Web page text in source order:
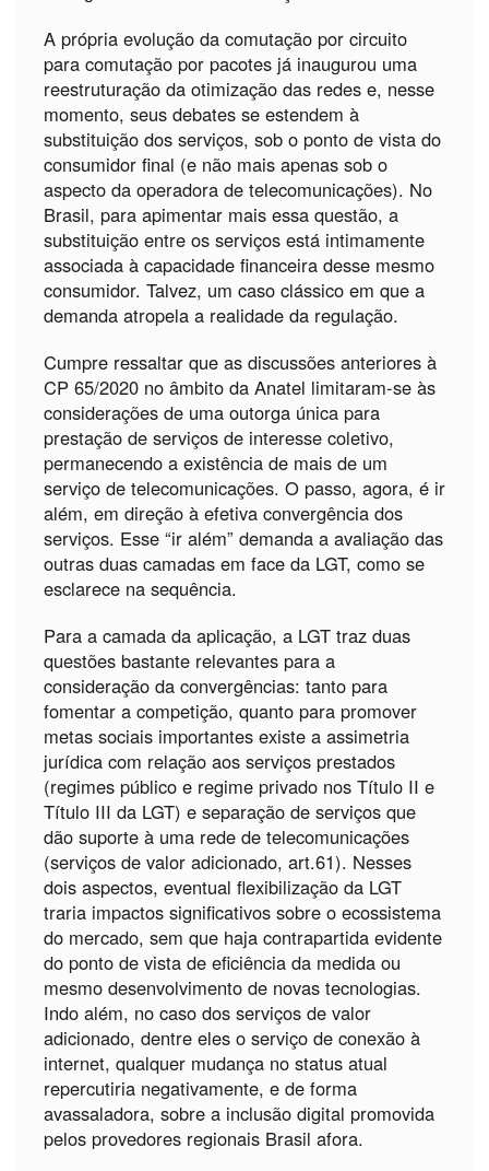
A própria evolução da comutação por circuito
para comutação por pacotes já inaugurou uma
reestruturação da otimização das redes e, nesse
momento, seus debates se estendem à
substituição dos serviços, sob o ponto de vista do
consumidor final (e não mais apenas sob o
aspecto da operadora de telecomunicações). No
Brasil, para apimentar mais essa questão, a
substituição entre os serviços está intimamente
associada à capacidade financeira desse mesmo
consumidor. Talvez, um caso clássico em que a
demanda atropela a realidade da regulação.
Cumpre ressaltar que as discussões anteriores à
CP 65/2020 no âmbito da Anatel limitaram-se às
considerações de uma outorga única para
prestação de serviços de interesse coletivo,
permanecendo a existência de mais de um
serviço de telecomunicações. O passo, agora, é ir
além, em direção à efetiva convergência dos
serviços. Esse “ir além” demanda a avaliação das
outras duas camadas em face da LGT, como se
esclarece na sequência.
Para a camada da aplicação, a LGT traz duas
questões bastante relevantes para a
consideração da convergências: tanto para
fomentar a competição, quanto para promover
metas sociais importantes existe a assimetria
jurídica com relação aos serviços prestados
(regimes público e regime privado nos Título II e
Título III da LGT) e separação de serviços que
dão suporte à uma rede de telecomunicações
(serviços de valor adicionado, art.61). Nesses
dois aspectos, eventual flexibilização da LGT
traria impactos significativos sobre o ecossistema
do mercado, sem que haja contrapartida evidente
do ponto de vista de eficiência da medida ou
mesmo desenvolvimento de novas tecnologias.
Indo além, no caso dos serviços de valor
adicionado, dentre eles o serviço de conexão à
internet, qualquer mudança no status atual
repercutiria negativamente, e de forma
avassaladora, sobre a inclusão digital promovida
pelos provedores regionais Brasil afora.